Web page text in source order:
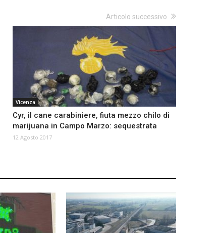
Articolo successivo
Vicenza
Cyr, il cane carabiniere, fiuta mezzo chilo di
marijuana in Campo Marzo: sequestrata
12 Agosto 2017